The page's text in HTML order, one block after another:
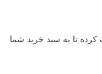
کرده تا به سبد خرید شما